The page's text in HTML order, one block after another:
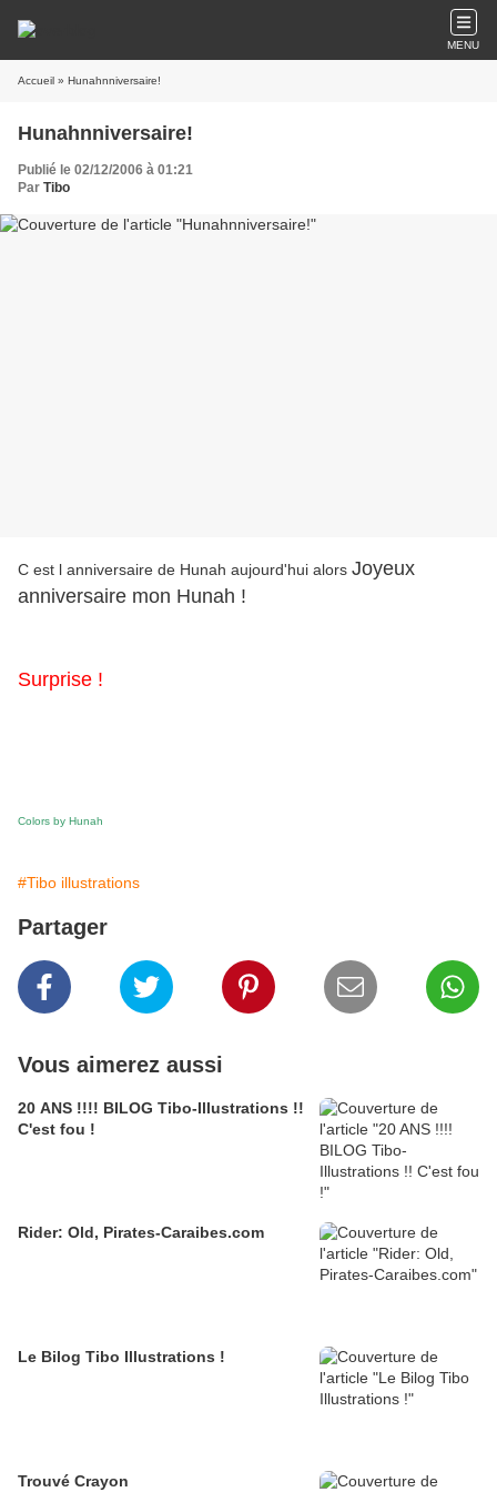
MENU
Accueil » Hunahnniversaire!
Hunahnniversaire!
Publié le 02/12/2006 à 01:21
Par Tibo
C est l anniversaire de Hunah aujourd'hui alors Joyeux
anniversaire mon Hunah !
Surprise !
Colors by Hunah
#Tibo illustrations
Partager
Vous aimerez aussi
20 ANS !!!! BILOG Tibo-Illustrations !!
C'est fou !
Rider: Old, Pirates-Caraibes.com
Le Bilog Tibo Illustrations !
Trouvé Crayon